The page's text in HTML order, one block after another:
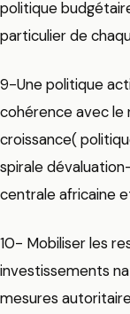
politique
particulier de
9-Une politique
cohérence avec le
croissance(
spirale
centrale africaine
10- Mobiliser les
investissements
mesures